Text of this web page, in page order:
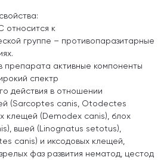
относится к
группе – противопаразитарные
препарата активные компоненты
спектр
действия в отношении
(Sarcoptes canis, Otodectes
клещей (Demodex canis), блох
вшей (Linognatus setotus),
canis) и иксодовых клещей,
фаз развития нематод, цестод